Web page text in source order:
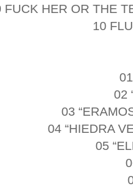
FUCK HER OR THE
10
02
03
04 “HIEDRA
05